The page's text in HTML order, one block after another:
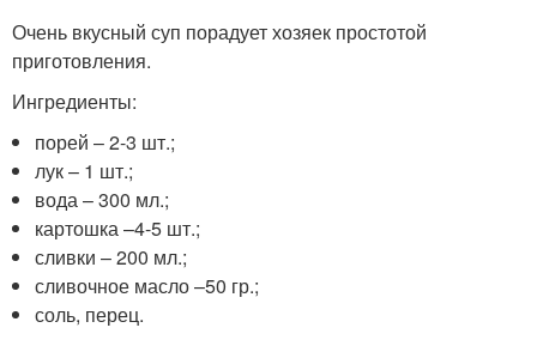
Очень вкусный суп порадует хозяек простотой
приготовления.
Ингредиенты:
порей – 2-3 шт.;
лук – 1 шт.;
вода – 300 мл.;
картошка –4-5 шт.;
сливки – 200 мл.;
сливочное масло –50 гр.;
соль, перец.